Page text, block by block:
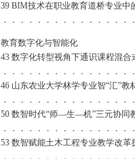
39 BIM技术在职业教育道桥专业中
．．．．．．．．．．．．．．
教育数字化与智能化
43 数字化转型视角下通识课程混
．．．．．．．．．．．．．．
46 山东农业大学林学专业智“汇”教
．．．．．．．．．．．．．．
50 数智时代“师—生—机”三元协同
．．．．．．．．．．．．．．
53 数智赋能土木工程专业教学改革
．．．．．．．．．．．．．．